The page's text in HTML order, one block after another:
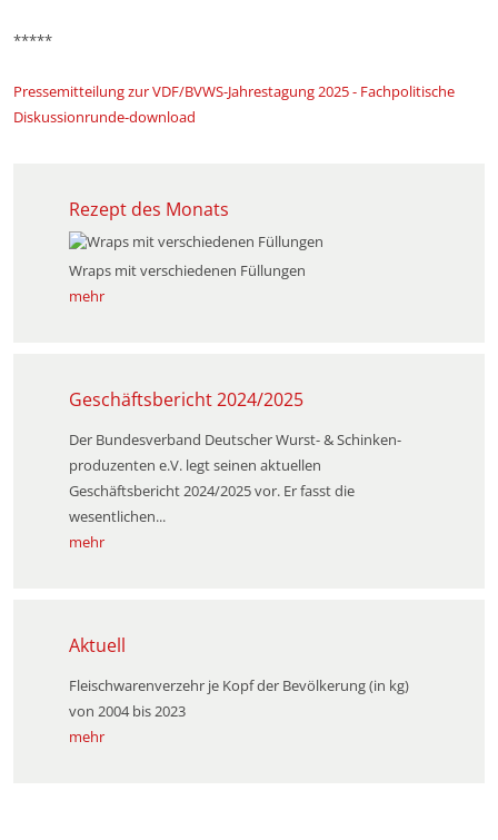
*****
Pressemitteilung zur VDF/BVWS-Jahrestagung 2025 - Fachpolitische
Diskussionrunde-download
Rezept des Monats
Wraps mit verschiedenen Füllungen
mehr
Geschäftsbericht 2024/2025
Der Bundesverband Deutscher Wurst- & Schinken­
produzenten e.V. legt seinen aktuellen
Geschäftsbericht 2024/2025 vor. Er fasst die
wesentlichen...
mehr
Aktuell
Fleischwarenverzehr je Kopf der Bevölkerung (in kg)
von 2004 bis 2023
mehr